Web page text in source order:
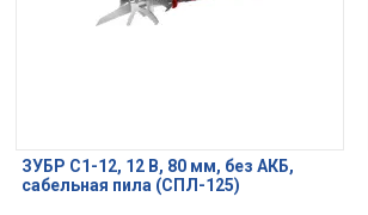
ЗУБР С1-12, 12 В, 80 мм, без АКБ,
сабельная пила (СПЛ-125)